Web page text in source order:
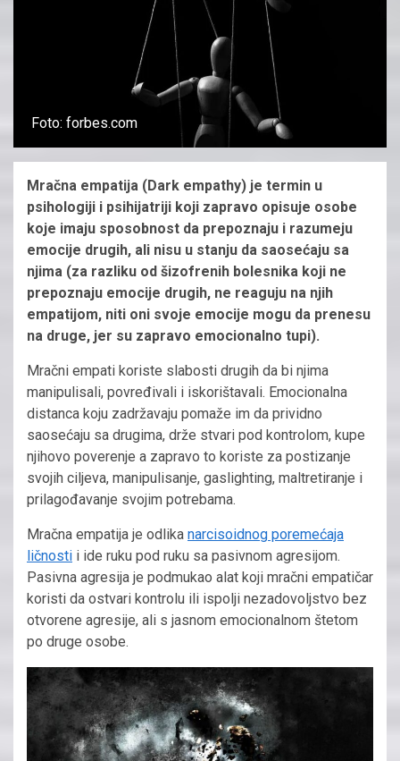
Foto: forbes.com
Mračna empatija (Dark empathy) je termin u
psihologiji i psihijatriji koji zapravo opisuje osobe
koje imaju sposobnost da prepoznaju i razumeju
emocije drugih, ali nisu u stanju da saosećaju sa
njima (za razliku od šizofrenih bolesnika koji ne
prepoznaju emocije drugih, ne reaguju na njih
empatijom, niti oni svoje emocije mogu da prenesu
na druge, jer su zapravo emocionalno tupi).
Mračni empati koriste slabosti drugih da bi njima
manipulisali, povređivali i iskorištavali. Emocionalna
distanca koju zadržavaju pomaže im da prividno
saosećaju sa drugima, drže stvari pod kontrolom, kupe
njihovo poverenje a zapravo to koriste za postizanje
svojih ciljeva, manipulisanje, gaslighting, maltretiranje i
prilagođavanje svojim potrebama.
Mračna empatija je odlika narcisoidnog poremećaja
ličnosti i ide ruku pod ruku sa pasivnom agresijom.
Pasivna agresija je podmukao alat koji mračni empatičar
koristi da ostvari kontrolu ili ispolji nezadovoljstvo bez
otvorene agresije, ali s jasnom emocionalnom štetom
po druge osobe.